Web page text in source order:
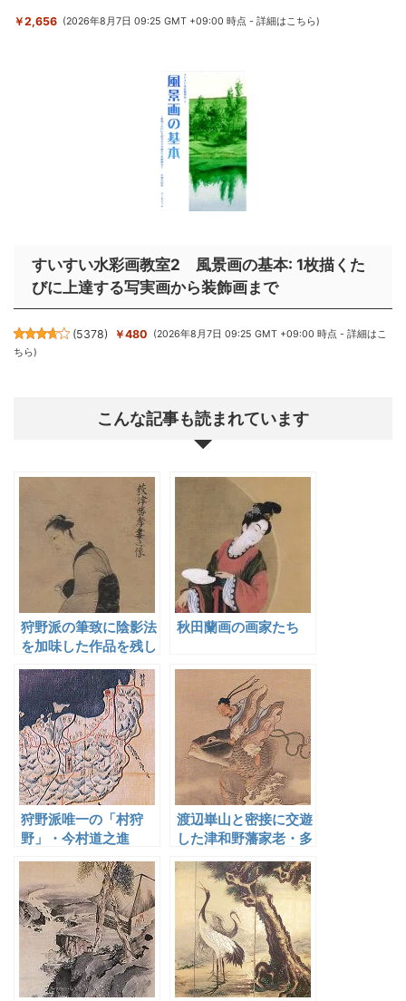
￥2,656 (2026年8月7日 09:25 GMT +09:00 時点 -詳細はこちら)
すいすい水彩画教室2 風景画の基本: 1枚描くた
びに上達する写実画から装飾画まで
(5378) ￥480 (2026年8月7日 09:25 GMT +09:00 時点 -詳細はこ
ちら)
こんな記事も読まれています
狩野派の筆致に陰影法
を加味した作品を残し
た荻津勝孝
秋田蘭画の画家たち
狩野派唯一の「村狩
野」・今村道之進
渡辺崋山と密接に交遊
した津和野藩家老・多
胡逸斎